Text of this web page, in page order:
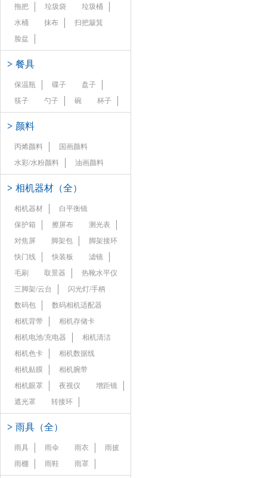
拖把 垃圾袋
垃圾桶
水桶
抹布
扫把簸箕
脸盆
> 餐具
保温瓶 碟子
盘子
筷子
勺子 碗 杯子
> 颜料
丙烯颜料
国画颜料
水彩/水粉颜料
油画颜料
> 相机器材（全）
相机器材
白平衡镜
保护箱
擦屏布
测光表
对焦屏
脚架包
脚架接环
快门线
快装板
滤镜
毛刷
取景器
热靴水平仪
三脚架/云台
闪光灯/手柄
数码包
数码相机适配器
相机背带
相机存储卡
相机电池/充电器
相机清洁
相机色卡
相机数据线
相机贴膜
相机腕带
相机眼罩
夜视仪
增距镜
遮光罩
转接环
> 雨具（全）
雨具 雨伞 雨衣
雨披
雨棚
雨鞋 雨罩